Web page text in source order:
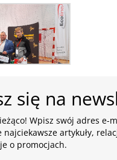
się na
Wpisz swój adres e-
najciekawsze artykuły,
o promocjach.